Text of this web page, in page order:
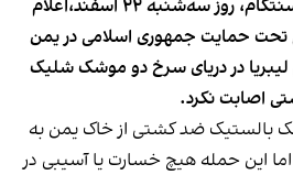
فرماندهی مرکزی آمریکا، سنتکام، روز سه‌شنبه ۲۲ اسفند،اعلام
تحت حمایت جمهوری اسلامی در یمن
در دریای سرخ دو موشک شلیک
اصابت نکرد.
بالستیک ضد کشتی از خاک یمن به
این حمله هیچ خسارت یا آسیبی در